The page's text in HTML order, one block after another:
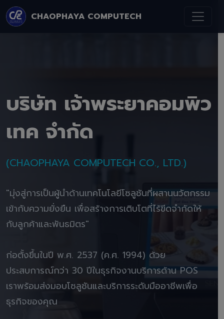
CHAOPHAYA COMPUTECH
บริษัท เจ้าพระยาคอมพิว
เทค จำกัด
(CHAOPHAYA COMPUTECH CO., LTD.)
"มุ่งสู่การเป็นผู้นำด้านเทคโนโลยีโซลูชันที่ผสานนวัตกรรม
เข้ากับความยั่งยืน เพื่อสร้างการเติบโตที่ไร้ขีดจำกัดให้
กับลูกค้าและพันธมิตร"
ก่อตั้งขึ้นในปี พ.ศ. 2537 (ค.ศ. 1994) ด้วย
ประสบการณ์กว่า 30 ปีในธุรกิจงานบริการด้าน POS
เราพร้อมส่งมอบโซลูชันและบริการระดับมืออาชีพเพื่อ
ธุรกิจของคุณ